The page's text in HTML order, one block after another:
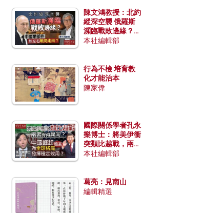
陳文鴻教授：北約
縱深空襲 俄羅斯
瀕臨戰敗邊緣？中
國零部件能左右戰
本社編輯部
行為不檢 培育教
化才能治本
陳家偉
國際關係學者孔永
樂博士：將美伊衝
突類比越戰，兩者
有何異同？中國崛
本社編輯部
葛亮：見南山
編輯精選